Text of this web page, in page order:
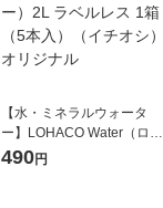
【水・ミネラルウォータ
ー】LOHACO Water（ロハ
コウォーター）2L ラベルレ
490円